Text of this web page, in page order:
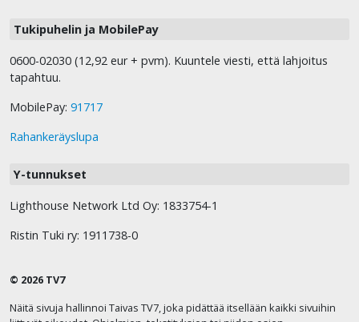
Tukipuhelin ja MobilePay
0600-02030 (12,92 eur + pvm). Kuuntele viesti, että lahjoitus
tapahtuu.
MobilePay: 91717
Rahankeräyslupa
Y-tunnukset
Lighthouse Network Ltd Oy: 1833754-1
Ristin Tuki ry: 1911738-0
© 2026 TV7
Näitä sivuja hallinnoi Taivas TV7, joka pidättää itsellään kaikki sivuihin